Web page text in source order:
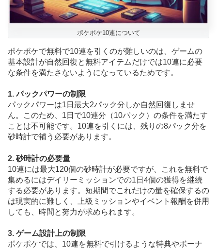
ポケポケ10連について
ポケポケで無料で10連を引くのが難しいのは、ゲームの
基本設計が自然回復と無料アイテムだけでは10連に必要
な条件を満たさないようになっているためです。
1. パックパワーの制限
パックパワーは1日最大2パック分しか自然回復しませ
ん。このため、1日で10連分（10パック）の条件を満たす
ことは不可能です。10連を引くには、残りの8パック分を
砂時計で補う必要があります。
2. 砂時計の必要量
10連には最大120個の砂時計が必要ですが、これを無料で
集めるにはデイリーミッションでの1日4個の獲得を継続
する必要があります。短期間でこれだけの量を確保するの
は現実的に難しく、上級ミッションやイベント報酬を併用
しても、時間と努力が求められます。
3. ゲーム設計上の制限
ポケポケでは、10連を無料で引けるような特典やボーナ